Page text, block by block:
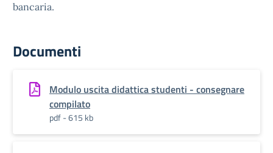
bancaria.
Documenti
Modulo uscita didattica studenti - consegnare
compilato
pdf - 615 kb